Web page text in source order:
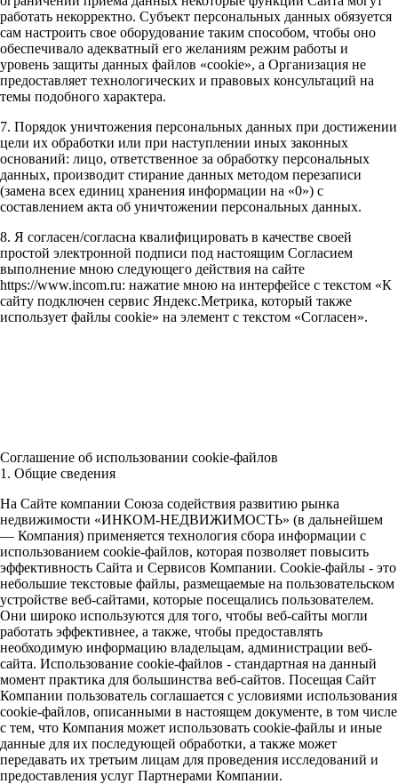
работать некорректно. Субъект персональных данных обязуется
сам настроить свое оборудование таким способом, чтобы оно
обеспечивало адекватный его желаниям режим работы и
уровень защиты данных файлов «cookie», а Организация не
предоставляет технологических и правовых консультаций на
темы подобного характера.
7. Порядок уничтожения персональных данных при достижении
цели их обработки или при наступлении иных законных
оснований: лицо, ответственное за обработку персональных
данных, производит стирание данных методом перезаписи
(замена всех единиц хранения информации на «0») с
составлением акта об уничтожении персональных данных.
8. Я согласен/согласна квалифицировать в качестве своей
простой электронной подписи под настоящим Согласием
выполнение мною следующего действия на сайте
https://www.incom.ru: нажатие мною на интерфейсе с текстом «К
сайту подключен сервис Яндекс.Метрика, который также
использует файлы cookie» на элемент с текстом «Согласен».
Соглашение об использовании cookie-файлов
1. Общие сведения
На Сайте компании Союза содействия развитию рынка
недвижимости «ИНКОМ-НЕДВИЖИМОСТЬ» (в дальнейшем
— Компания) применяется технология сбора информации с
использованием cookie-файлов, которая позволяет повысить
эффективность Сайта и Сервисов Компании. Сookie-файлы - это
небольшие текстовые файлы, размещаемые на пользовательском
устройстве веб-сайтами, которые посещались пользователем.
Они широко используются для того, чтобы веб-сайты могли
работать эффективнее, а также, чтобы предоставлять
необходимую информацию владельцам, администрации веб-
сайта. Использование cookie-файлов - стандартная на данный
момент практика для большинства веб-сайтов. Посещая Сайт
Компании пользователь соглашается с условиями использования
cookie-файлов, описанными в настоящем документе, в том числе
с тем, что Компания может использовать cookie-файлы и иные
данные для их последующей обработки, а также может
передавать их третьим лицам для проведения исследований и
предоставления услуг Партнерами Компании.